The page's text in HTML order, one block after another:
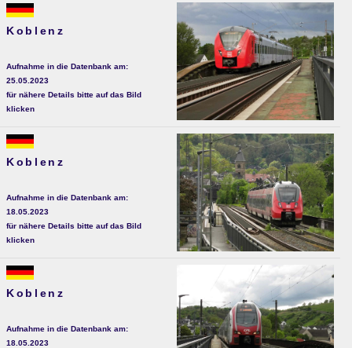
Koblenz
Aufnahme in die Datenbank am:
25.05.2023
für nähere Details bitte auf das Bild
klicken
Koblenz
Aufnahme in die Datenbank am:
18.05.2023
für nähere Details bitte auf das Bild
klicken
Koblenz
Aufnahme in die Datenbank am:
18.05.2023